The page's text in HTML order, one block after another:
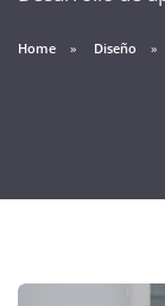
Home Diseño